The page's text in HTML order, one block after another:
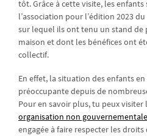
tôt. Grâce à cette visite, les enfants
l’association pour l’édition 2023
sur lequel ils ont tenu un stand
maison et dont les bénéfices ont
collectif.
En effet, la situation des enfants
préoccupante depuis de
Pour en savoir plus, tu peux visiter
organisation non gouvernementale
engagée à faire respecter les